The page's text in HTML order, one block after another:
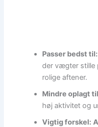
Passer bedst til:
der vægter stille
rolige aftener.
Mindre oplagt
høj aktivitet og
Vigtig forskel: